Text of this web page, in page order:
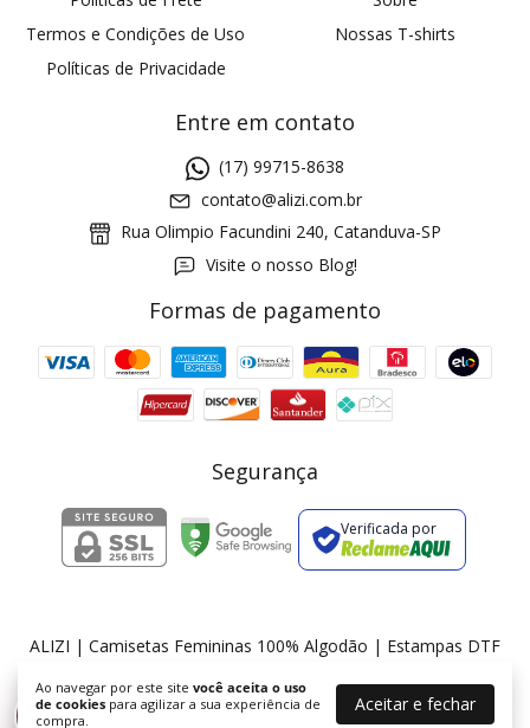
Ao navegar por este site você aceita o uso
de cookies para agilizar a sua experiência de
compra.
Aceitar e fechar
Termos e Condições de Uso
Políticas de Privacidade
Nossas T-shirts
Entre em contato
(17) 99715-8638
contato@alizi.com.br
Rua Olimpio Facundini 240, Catanduva-SP
Visite o nosso Blog!
Formas de pagamento
Segurança
Verificada por
ALIZI | Camisetas Femininas 100% Algodão | Estampas DTF
%Desconto progressivo
Cupom 1a compra: GANHE5
2 pecas 7% OFF